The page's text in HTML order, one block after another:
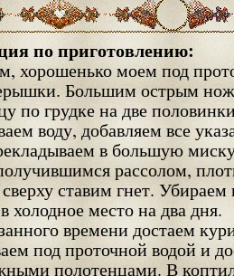
по приготовлению:
хорошенько моем под
Большим острым
по грудке на две
воду, добавляем все
в большую
рассолом,
ставим гнет. Убираем
холодное место на два дня.
времени достаем
под проточной водой и
полотенцами. В